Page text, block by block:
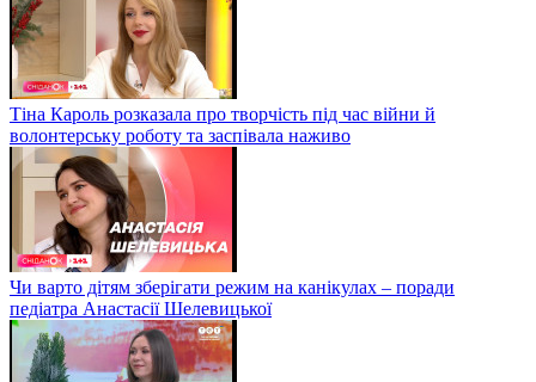
Тіна Кароль розказала про творчість під час війни й
волонтерську роботу та заспівала наживо
Чи варто дітям зберігати режим на канікулах – поради
педіатра Анастасії Шелевицької